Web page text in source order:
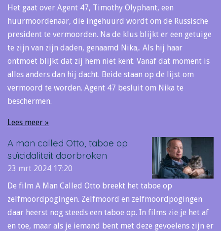
Het gaat over Agent 47, Timothy Olyphant, een
huurmoordenaar, die ingehuurd wordt om de Russische
president te vermoorden. Na de klus blijkt er een getuige
te zijn van zijn daden, genaamd Nika,. Als hij haar
ontmoet blijkt dat zij hem niet kent. Vanaf dat moment is
alles anders dan hij dacht. Beide staan op de lijst om
vermoord te worden. Agent 47 besluit om Nika te
beschermen.
Lees meer »
A man called Otto, taboe op
suïcidaliteit doorbroken
23 mrt 2024 17:20
De film A Man Called Otto breekt het taboe op
zelfmoordpogingen. Zelfmoord en zelfmoordpogingen
daar heerst nog steeds een taboe op. In films zie je het af
en toe, maar als je iemand bent met deze gevoelens zijn er